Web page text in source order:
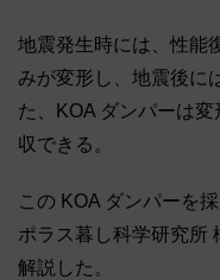
地震発生時には、性能
みが変形し、地震後に
た、KOA ダンパーは
収できる。
この KOA ダンパーを
ポラス暮し科学研究所
解説した。